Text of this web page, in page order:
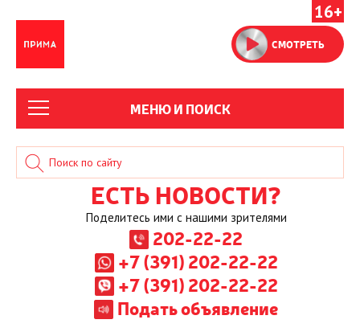
16+
СМОТРЕТЬ
МЕНЮ И ПОИСК
ЕСТЬ НОВОСТИ?
Поделитесь ими с нашими зрителями
202-22-22
+7 (391) 202-22-22
+7 (391) 202-22-22
Подать объявление